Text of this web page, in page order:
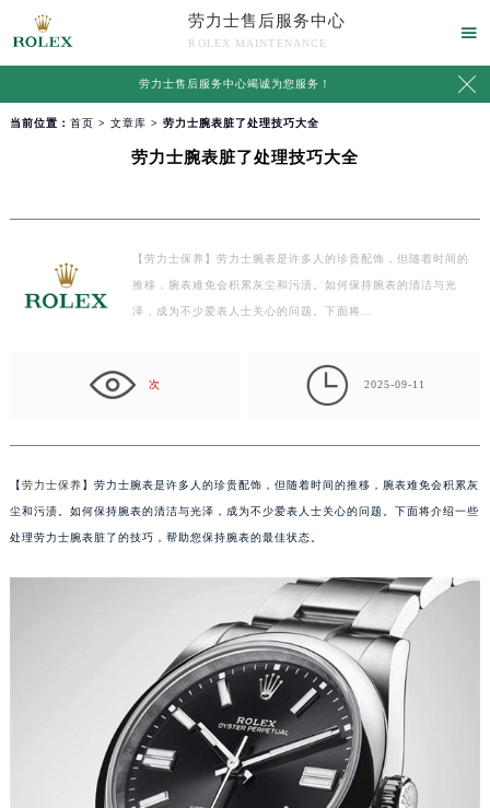
劳力士售后服务中心
ROLEX MAINTENANCE

劳力士售后服务中心竭诚为您服务！ 
当前位置： 首页 > 文章库 > 劳力士腕表脏了处理技巧大全
劳力士腕表脏了处理技巧大全
【劳力士保养】劳力士腕表是许多人的珍贵配饰，但随着时间的
推移，腕表难免会积累灰尘和污渍。如何保持腕表的清洁与光
泽，成为不少爱表人士关心的问题。下面将…
次  2025-09-11
【劳力士保养】劳力士腕表是许多人的珍贵配饰，但随着时间的推移，腕表难免会积累灰
尘和污渍。如何保持腕表的清洁与光泽，成为不少爱表人士关心的问题。下面将介绍一些
处理劳力士腕表脏了的技巧，帮助您保持腕表的最佳状态。